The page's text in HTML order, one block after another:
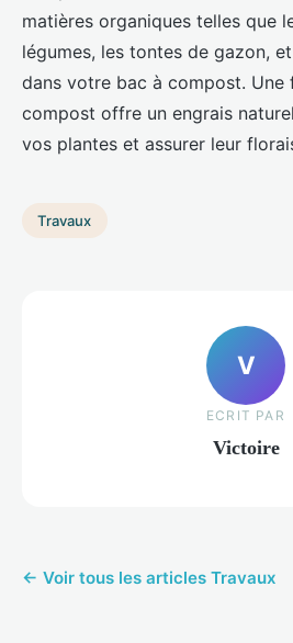
matières organiques telles que
légumes, les tontes de gazon,
dans votre bac à compost. Une
compost offre un engrais
vos plantes et assurer leur
Travaux
V
ECRIT PAR
Victoire
← Voir tous les articles Travaux